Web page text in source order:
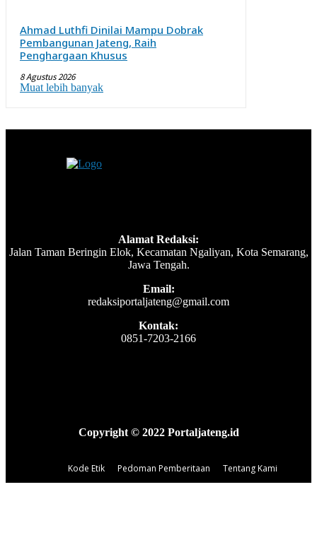
Ahmad Luthfi Dinilai Mampu Dobrak
Pembangunan Jateng, Raih
Penghargaan Khusus
8 Agustus 2026
Muat lebih banyak
Alamat Redaksi:
Jalan Taman Beringin Elok, Kecamatan Ngaliyan, Kota Semarang,
Jawa Tengah.
Email:
redaksiportaljateng@gmail.com
Kontak:
0851-7203-2166
Copyright © 2022 Portaljateng.id
Kode Etik Pedoman Pemberitaan Tentang Kami